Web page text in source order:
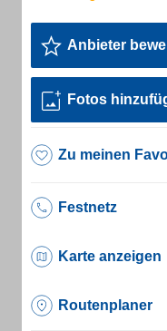
Anbieter
Fotos
Zu meinen
Festnetz
Karte anzeigen
Routenplaner